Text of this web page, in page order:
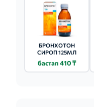
БРОНХОТОН
СИРОП 125МЛ
бастап 410 ₸